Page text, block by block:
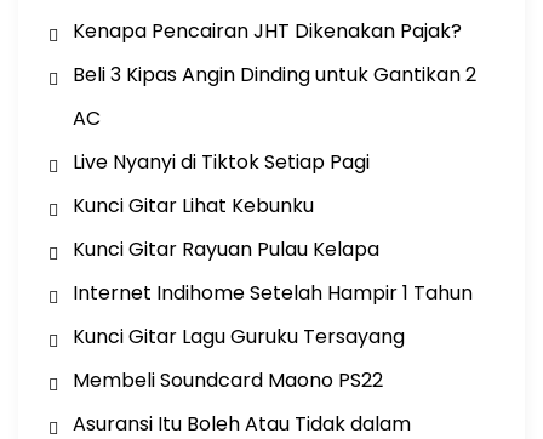
Kenapa Pencairan JHT Dikenakan Pajak?
Beli 3 Kipas Angin Dinding untuk Gantikan 2
AC
Live Nyanyi di Tiktok Setiap Pagi
Kunci Gitar Lihat Kebunku
Kunci Gitar Rayuan Pulau Kelapa
Internet Indihome Setelah Hampir 1 Tahun
Kunci Gitar Lagu Guruku Tersayang
Membeli Soundcard Maono PS22
Asuransi Itu Boleh Atau Tidak dalam